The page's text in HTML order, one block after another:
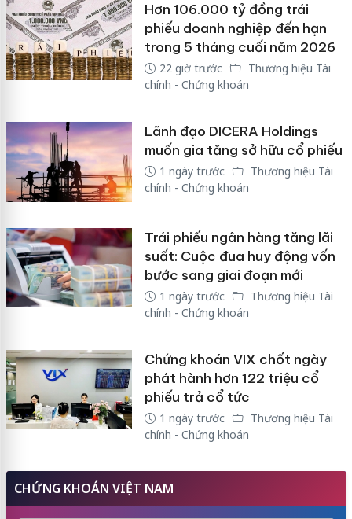
Hơn 106.000 tỷ đồng trái
phiếu doanh nghiệp đến hạn
trong 5 tháng cuối năm 2026
22 giờ trước
Thương hiệu Tài
chính - Chứng khoán
Lãnh đạo DICERA Holdings
muốn gia tăng sở hữu cổ phiếu
1 ngày trước
Thương hiệu Tài
chính - Chứng khoán
Trái phiếu ngân hàng tăng lãi
suất: Cuộc đua huy động vốn
bước sang giai đoạn mới
1 ngày trước
Thương hiệu Tài
chính - Chứng khoán
Chứng khoán VIX chốt ngày
phát hành hơn 122 triệu cổ
phiếu trả cổ tức
1 ngày trước
Thương hiệu Tài
chính - Chứng khoán
CHỨNG KHOÁN VIỆT NAM